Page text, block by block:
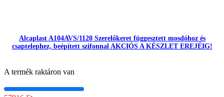
Alcaplast A104AVS/1120 Szerelőkeret függesztett mosdóhoz és
csaptelephez, beépített szifonnal AKCIÓS A KÉSZLET EREJÉIG!
A termék raktáron van